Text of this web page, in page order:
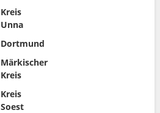
Kreis
Unna
Dortmund
Märkischer
Kreis
Kreis
Soest